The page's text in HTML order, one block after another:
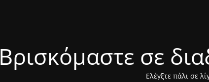
Βρισκόμαστε σε
Ελέγξτε πάλι σε